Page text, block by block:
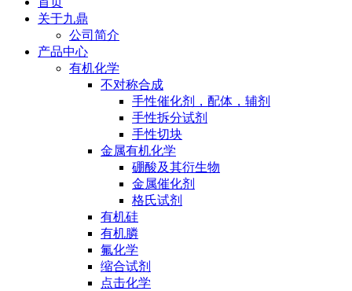
关于九鼎
公司简介
产品中心
有机化学
不对称合成
手性催化剂，配体，辅剂
手性拆分试剂
手性切块
金属有机化学
硼酸及其衍生物
金属催化剂
格氏试剂
有机硅
有机膦
氟化学
缩合试剂
点击化学